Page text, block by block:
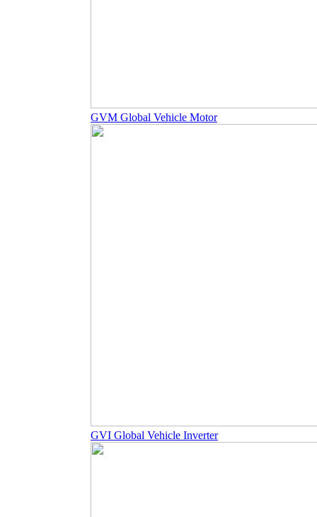
GVM Global Vehicle Motor
GVI Global Vehicle Inverter